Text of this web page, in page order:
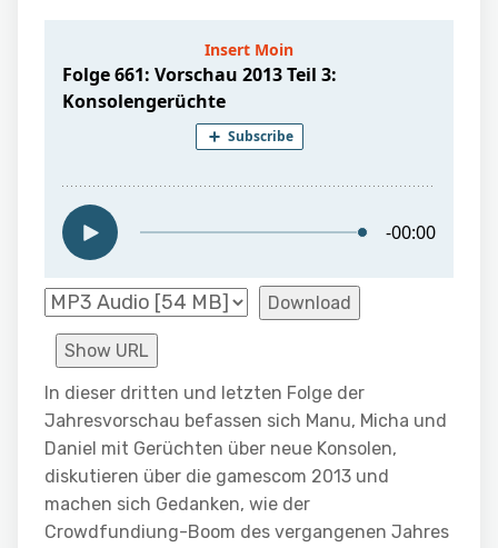
Download
Show URL
In dieser dritten und letzten Folge der
Jahresvorschau befassen sich Manu, Micha und
Daniel mit Gerüchten über neue Konsolen,
diskutieren über die gamescom 2013 und
machen sich Gedanken, wie der
Crowdfundiung-Boom des vergangenen Jahres